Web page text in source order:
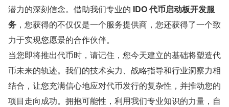
潜力的深刻信念。借助我们专业的 IDO 代币启动板开发服
务 ，您获得的不仅仅是一个服务提供商，您还获得了一个致
力于实现您愿景的合作伙伴。
当您即将推出代币时，请记住，您今天建立的基础将塑造代
币未来的轨迹。我们的技术实力、战略指导和行业洞察力相
结合，让您充满信心地应对代币发行的复杂性，并推动您的
项目走向成功。拥抱可能性，利用我们专业知识的力量，自